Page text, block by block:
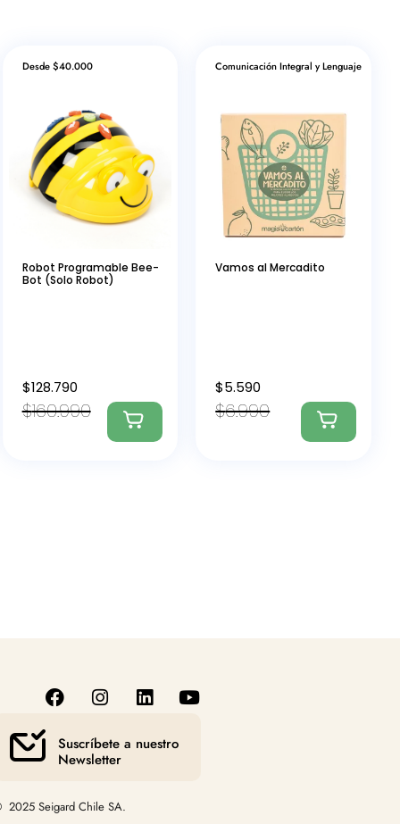
Desde $40.000
Robot Programable Bee-
Bot (Solo Robot)
$160.990
$128.790
Comunicación Integral y Lenguaje
Vamos al Mercadito
$6.990
$5.590
Suscríbete a nuestro
Newsletter
Seigard Chile SA.